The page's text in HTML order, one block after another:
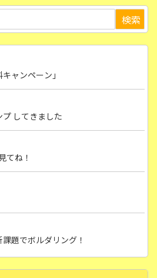
ャンペーン」
してきました
てね！
題でボルダリング！